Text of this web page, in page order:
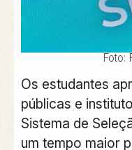
Foto:
Os estudantes
públicas e
Sistema de
um tempo maior